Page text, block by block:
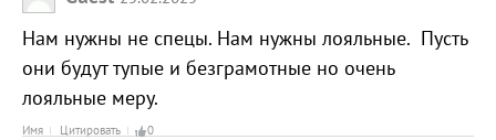
Нам нужны не спецы. Нам нужны лояльные. Пусть
они будут тупые и безграмотные но очень
лояльные меру.
Имя Цитировать 0